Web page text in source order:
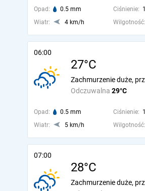
Opad: 0.5 mm Ciśnienie:
Wiatr:
4 km/h Wilgotność:
06:00
27°C
Odczuwalna 29°C
Zachmurzenie duże,
Opad: 0.5 mm Ciśnienie:
Wiatr:
5 km/h Wilgotność:
07:00
28°C
Zachmurzenie duże,